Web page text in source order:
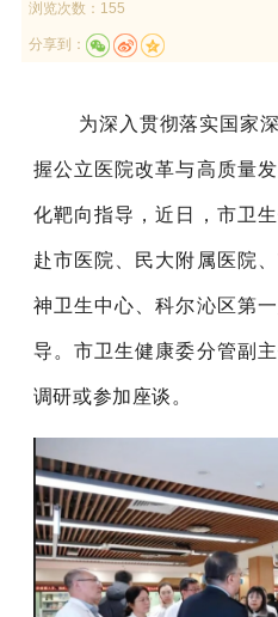
浏览次数：155
分享到：
为深入贯彻落实国家
握公立医院改革与高质量
化靶向指导，近日，市卫
赴市医院、民大附属医院
神卫生中心、科尔沁区第
导。市卫生健康委分管副
调研或参加座谈。